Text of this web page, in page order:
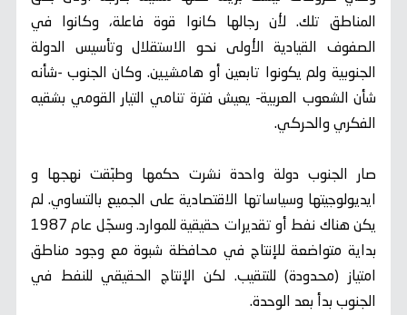
المناطق تلك. لأن رجالها كانوا قوة فاعلة، وكانوا في
الصفوف القيادية الأولى نحو الاستقلال وتأسيس الدولة
الجنوبية ولم يكونوا تابعين أو هامشيين. وكان الجنوب -شأنه
شأن الشعوب العربية- يعيش فترة تنامي التيار القومي بشقيه
الفكري والحركي.
صار الجنوب دولة واحدة نشرت حكمها وطبّقت نهجها و
ايديولوجيتها وسياساتها الاقتصادية على الجميع بالتساوي. لم
يكن هناك نفط أو تقديرات حقيقية للموارد. وسجّل عام 1987
بداية متواضعة للإنتاج في محافظة شبوة مع وجود مناطق
امتياز (محدودة) للتنقيب. لكن الإنتاج الحقيقي للنفط في
الجنوب بدأ بعد الوحدة.